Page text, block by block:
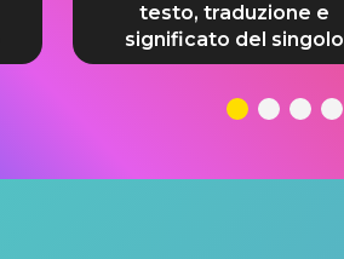
testo, traduzione e
significato del singolo